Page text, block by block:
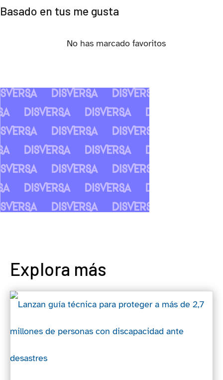
Basado en tus me gusta
No has marcado favoritos
Explora más